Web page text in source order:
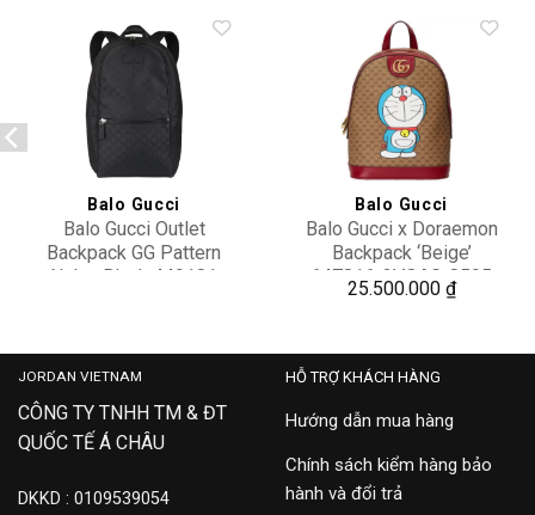
Balo Gucci
Balo Gucci Outlet
Backpack GG Pattern
Nylon Black 449181
Balo Gucci
Balo Gucci x Doraemon
Backpack ‘Beige’
647816-2VOAG-8595
25.500.000 ₫
JORDAN VIETNAM
CÔNG TY TNHH TM & ĐT
QUỐC TẾ Á CHÂU
DKKD : 0109539054
HỖ TRỢ KHÁCH HÀNG
Hướng dẫn mua hàng
Chính sách kiểm hàng bảo
hành và đổi trả